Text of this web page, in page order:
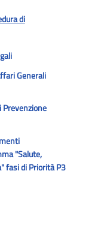
di
Generali
"Salute,
fasi di Priorità P3